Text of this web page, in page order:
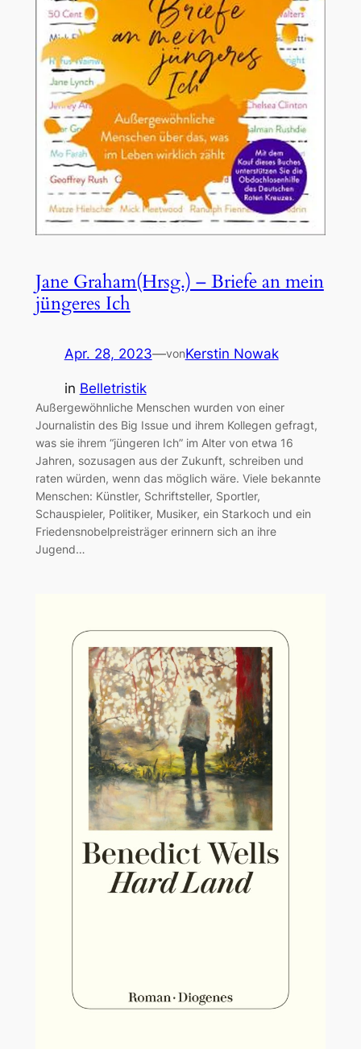
Jane Graham(Hrsg.) – Briefe an mein
jüngeres Ich
Apr. 28, 2023—vonKerstin Nowak
in Belletristik
Außergewöhnliche Menschen wurden von einer
Journalistin des Big Issue und ihrem Kollegen gefragt,
was sie ihrem “jüngeren Ich” im Alter von etwa 16
Jahren, sozusagen aus der Zukunft, schreiben und
raten würden, wenn das möglich wäre. Viele bekannte
Menschen: Künstler, Schriftsteller, Sportler,
Schauspieler, Politiker, Musiker, ein Starkoch und ein
Friedensnobelpreisträger erinnern sich an ihre
Jugend…